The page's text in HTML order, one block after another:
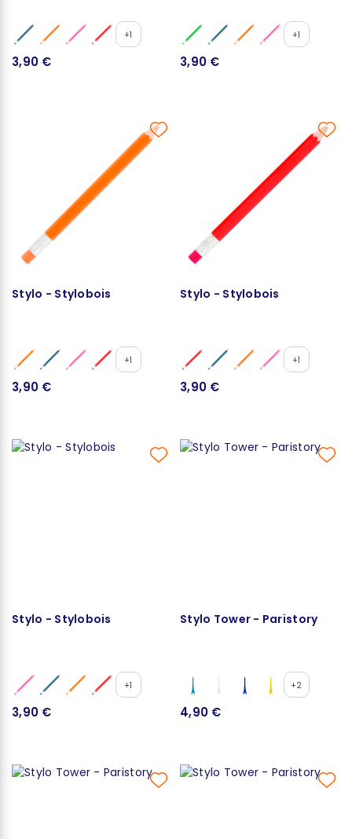
+1
3,90 €
+1
3,90 €
Stylo - Stylobois
+1
3,90 €
Stylo - Stylobois
+1
3,90 €
Stylo - Stylobois
+1
3,90 €
Stylo Tower - Paristory
+2
4,90 €